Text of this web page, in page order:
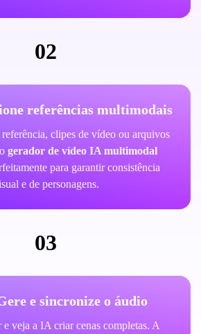
02
referências multimodais
clipes de vídeo ou arquivos
gerador de vídeo IA multimodal
para garantir consistência
e de personagens.
03
e sincronize o áudio
veja a IA criar cenas completas. A